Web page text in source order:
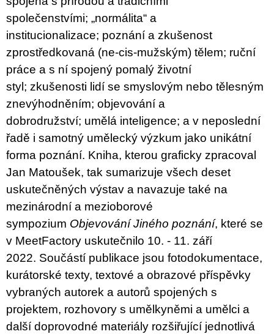
společenstvími; „normálita“ a
institucionalizace; poznání a zkušenost
zprostředkovaná (ne-cis-mužským) tělem; ruční
práce a s ní spojený pomalý životní
styl; zkušenosti lidí se smyslovým nebo tělesným
znevýhodněním; objevování a
dobrodružství; umělá inteligence; a v neposlední
řadě i samotný umělecký výzkum jako unikátní
forma poznání. Kniha, kterou graficky zpracoval
Jan Matoušek, tak sumarizuje všech deset
uskutečněných výstav a navazuje také na
mezinárodní a mezioborové
sympozium Objevování Jiného poznání, které se
v MeetFactory uskutečnilo 10. - 11. září
2022. Součástí publikace jsou fotodokumentace,
kurátorské texty, textové a obrazové příspěvky
vybraných autorek a autorů spojených s
projektem, rozhovory s umělkyněmi a umělci a
další doprovodné materiály rozšiřující jednotlivá